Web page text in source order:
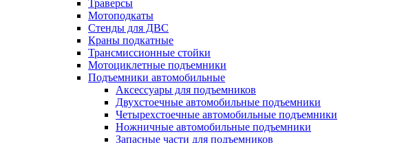
Траверсы
Мотоподкаты
Стенды для ДВС
Краны подкатные
Трансмиссионные стойки
Мотоциклетные подъемники
Подъемники автомобильные
Аксессуары для подъемников
Двухстоечные автомобильные подъемники
Четырехстоечные автомобильные подъемники
Ножничные автомобильные подъемники
Запасные части для подъемников